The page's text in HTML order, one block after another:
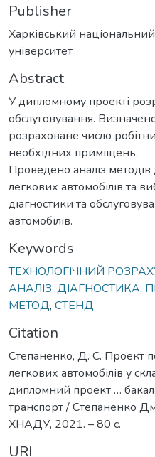
Publisher
Харківський
університет
Abstract
У дипломному проекті
обслуговування.
розраховане число
необхідних приміщень.
Проведено аналіз методів
легкових автомобілів та
діагностики та
автомобілів.
Keywords
ТЕХНОЛОГІЧНИЙ
АНАЛІЗ, ДІАГНОСТИКА,
МЕТОД, СТЕНД
Citation
Степаненко, Д. С. Проект
легкових автомобілів у
дипломний проект …
транспорт / Степаненко
ХНАДУ, 2021. – 80 с.
URI